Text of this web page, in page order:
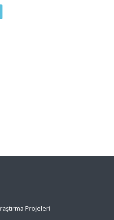
Projeleri